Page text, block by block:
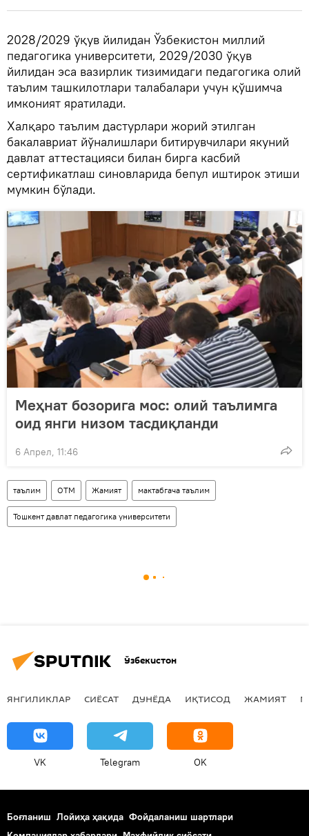
2028/2029 ўқув йилидан Ўзбекистон миллий
педагогика университети, 2029/2030 ўқув
йилидан эса вазирлик тизимидаги педагогика олий
таълим ташкилотлари талабалари учун қўшимча
имконият яратилади.
Халқаро таълим дастурлари жорий этилган
бакалавриат йўналишлари битирувчилари якуний
давлат аттестацияси билан бирга касбий
сертификатлаш синовларида бепул иштирок этиши
мумкин бўлади.
Меҳнат бозорига мос: олий таълимга
оид янги низом тасдиқланди
6 Апрел, 11:46
таълим ОТМ Жамият мактабгача таълим
Тошкент давлат педагогика университети
Ўзбекистон
ЯНГИЛИКЛАР СИЁСАТ ДУНЁДА ИҚТИСОД ЖАМИЯТ
VK Telegram OK
Боғланиш Лойиҳа ҳақида Фойдаланиш шартлари